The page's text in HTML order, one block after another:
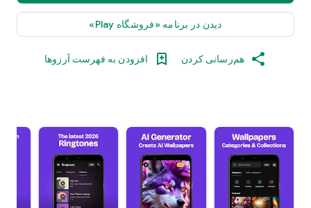
دیدن در برنامه «فروشگاه Play»
هم‌رسانی کردن افزودن به فهرست آرزوها